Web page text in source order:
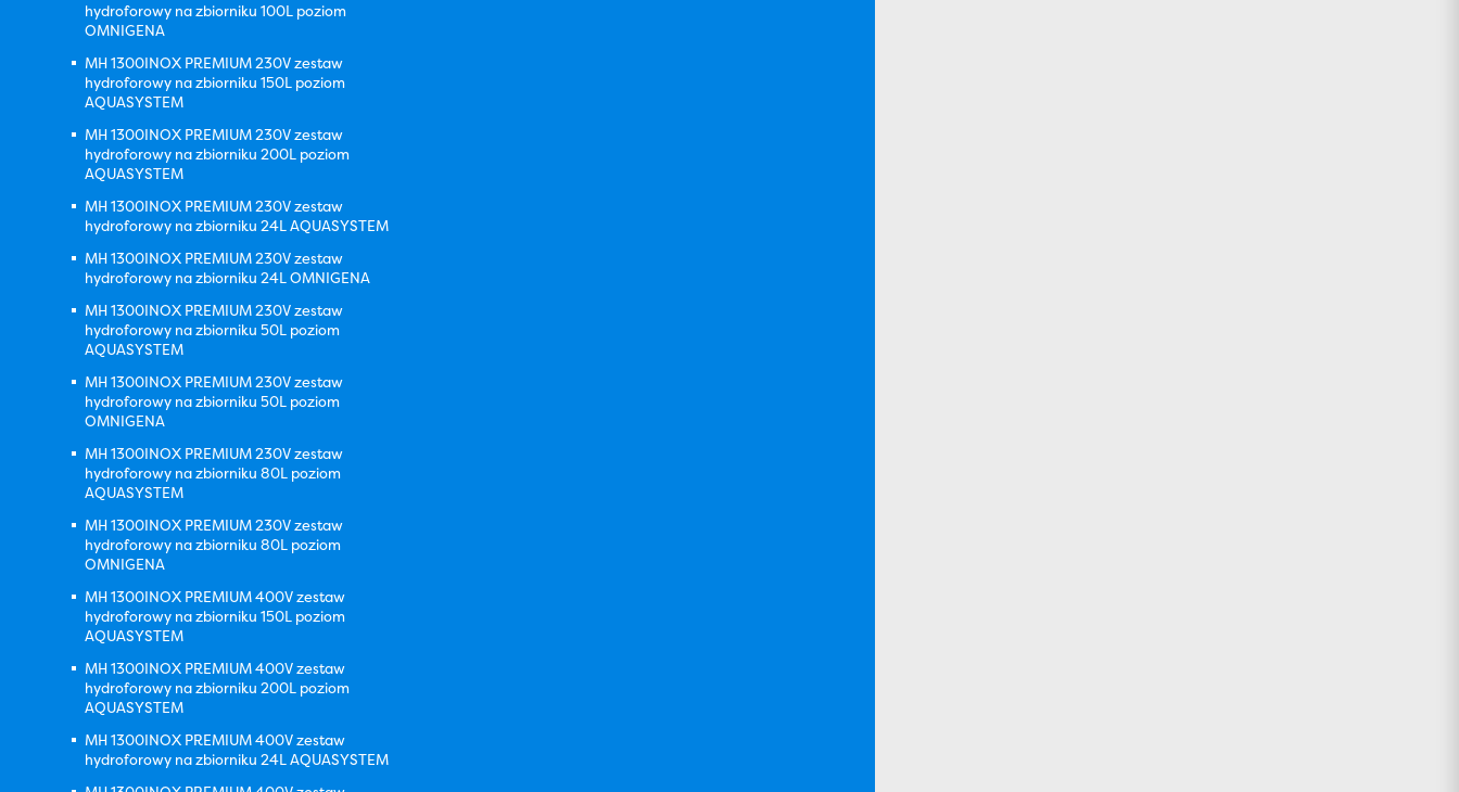
hydroforowy na zbiorniku 100L poziom
OMNIGENA
MH 1300INOX PREMIUM 230V zestaw
hydroforowy na zbiorniku 150L poziom
AQUASYSTEM
MH 1300INOX PREMIUM 230V zestaw
hydroforowy na zbiorniku 200L poziom
AQUASYSTEM
MH 1300INOX PREMIUM 230V zestaw
hydroforowy na zbiorniku 24L AQUASYSTEM
MH 1300INOX PREMIUM 230V zestaw
hydroforowy na zbiorniku 24L OMNIGENA
MH 1300INOX PREMIUM 230V zestaw
hydroforowy na zbiorniku 50L poziom
AQUASYSTEM
MH 1300INOX PREMIUM 230V zestaw
hydroforowy na zbiorniku 50L poziom
OMNIGENA
MH 1300INOX PREMIUM 230V zestaw
hydroforowy na zbiorniku 80L poziom
AQUASYSTEM
MH 1300INOX PREMIUM 230V zestaw
hydroforowy na zbiorniku 80L poziom
OMNIGENA
MH 1300INOX PREMIUM 400V zestaw
hydroforowy na zbiorniku 150L poziom
AQUASYSTEM
MH 1300INOX PREMIUM 400V zestaw
hydroforowy na zbiorniku 200L poziom
AQUASYSTEM
MH 1300INOX PREMIUM 400V zestaw
hydroforowy na zbiorniku 24L AQUASYSTEM